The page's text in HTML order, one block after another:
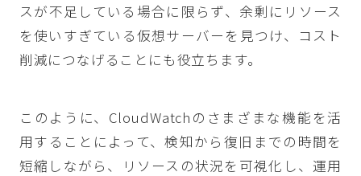
スが不足している場合に限らず、余剰にリソース
を使いすぎている仮想サーバーを見つけ、コスト
削減につなげることにも役立ちます。
このように、CloudWatchのさまざまな機能を活
用することによって、検知から復旧までの時間を
短縮しながら、リソースの状況を可視化し、運用